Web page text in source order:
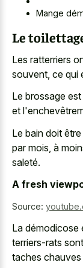
Mange
Le
Les ratterriers
souvent, ce qui
Le brossage
et
Le bain doit
par mois, à
saleté.
A fresh
Source:
La démodicose
terriers-rats
taches